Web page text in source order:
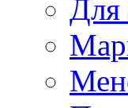
Для